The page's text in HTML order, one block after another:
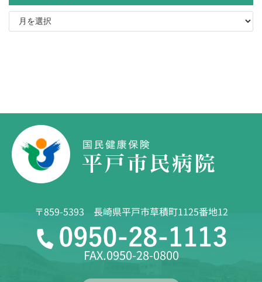
〒859-5393 長崎県平戸市草積町1125番地12
FAX.0950-28-0800